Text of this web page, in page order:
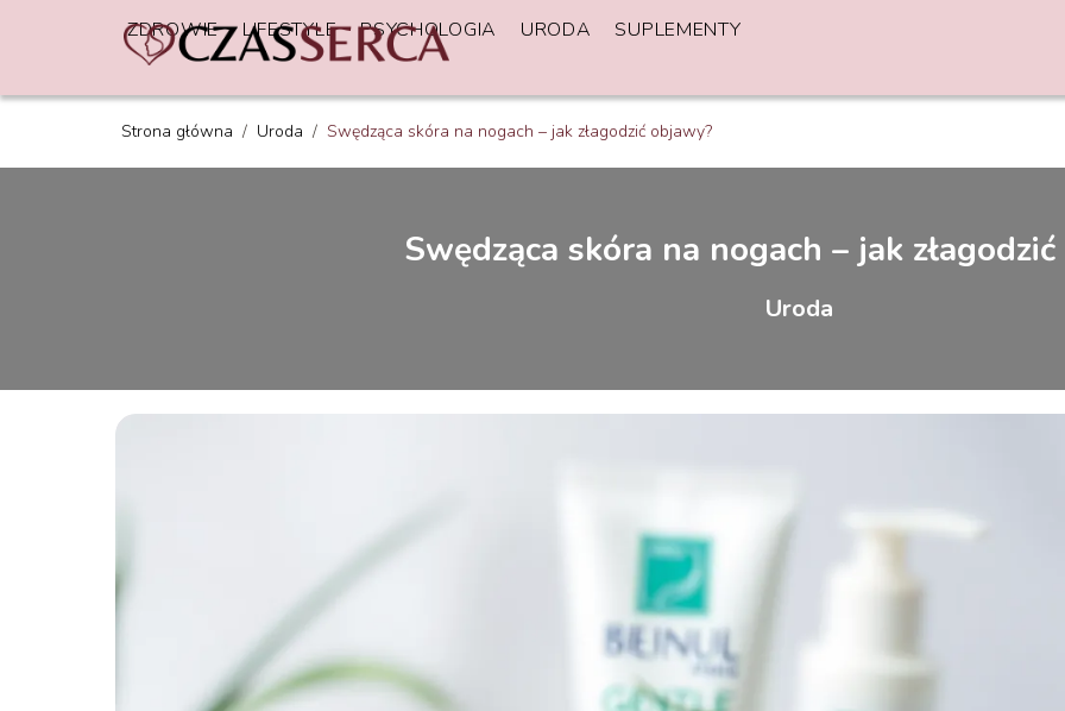
ZDROWIE LIFESTYLE PSYCHOLOGIA URODA SUPLEMENTY
Strona główna / Uroda / Swędząca skóra na nogach – jak złagodzić objawy?
Swędząca skóra na nogach – jak
Uroda